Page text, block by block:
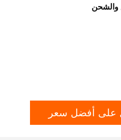
والشحن
على أفضل سعر